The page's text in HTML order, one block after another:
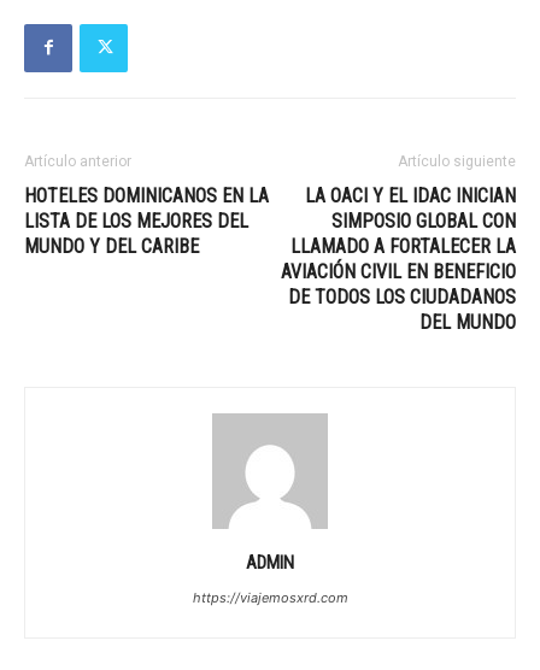
Artículo anterior
HOTELES DOMINICANOS EN LA
LISTA DE LOS MEJORES DEL
MUNDO Y DEL CARIBE
Artículo siguiente
LA OACI Y EL IDAC INICIAN
SIMPOSIO GLOBAL CON
LLAMADO A FORTALECER LA
AVIACIÓN CIVIL EN BENEFICIO
DE TODOS LOS CIUDADANOS
DEL MUNDO
ADMIN
https://viajemosxrd.com